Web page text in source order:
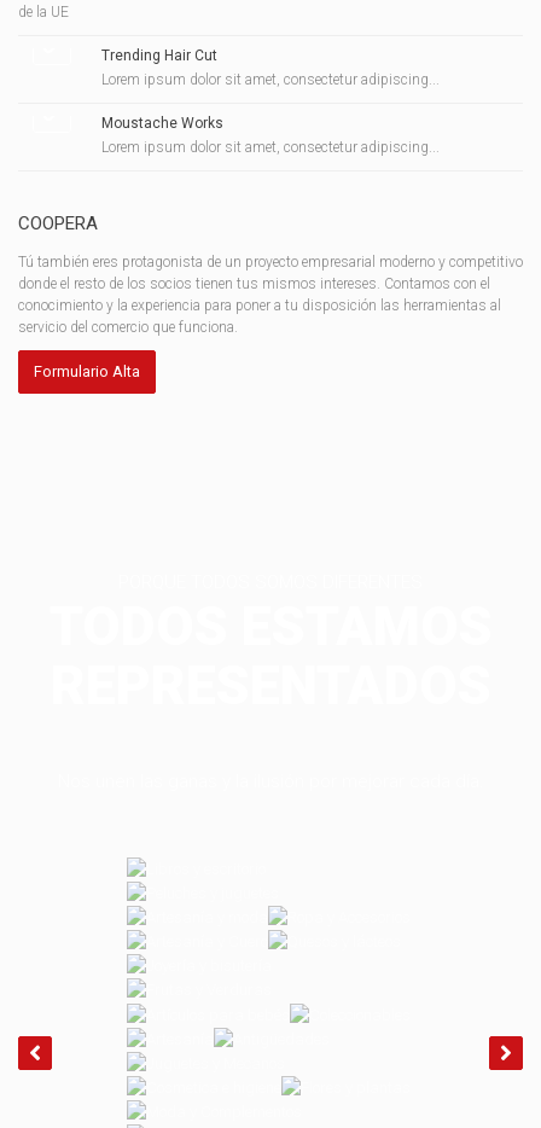
Trending Hair Cut
Lorem ipsum dolor sit amet, consectetur adipiscing...
Moustache Works
Lorem ipsum dolor sit amet, consectetur adipiscing...
COOPERA
Tú también eres protagonista de un proyecto empresarial moderno y competitivo
donde el resto de los socios tienen tus mismos intereses. Contamos con el
conocimiento y la experiencia para poner a tu disposición las herramientas al
servicio del comercio que funciona.
Formulario Alta